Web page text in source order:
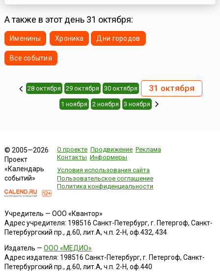
А также в этот день 31 октября:
Именины Хроника Дни городов
Все события
28 октября 29 октября 30 октября 31 октября
1 ноября 2 ноября 3 ноября
© 2005—2026
Проект
«Календарь
событий»
О проекте Продвижение Реклама
Контакты Информеры
Условия использования сайта
Пользовательское соглашение
Политика конфиденциальности
Учредитель — ООО «Квантор»
Адрес учредителя: 198516 Санкт-Петербург, г. Петергоф, Санкт-
Петербургский пр., д.60, лит.А, ч.п. 2-Н, оф.432, 434
Издатель — ООО «МЕДИО»
Адрес издателя: 198516 Санкт-Петербург, г. Петергоф, Санкт-
Петербургский пр., д.60, лит.А, ч.п. 2-Н, оф.440